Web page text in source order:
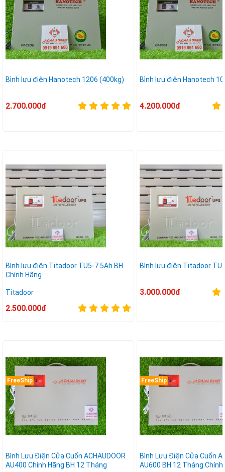
Bình lưu điện Hanotech 1206 (400kg)
2.700.000đ
Bình lưu điện Hanotech
4.200.000đ
Bình lưu điện Titadoor TU5-7.5Ah BH
Chính Hãng
Titadoor
2.500.000đ
Bình lưu điện Titadoor
3.000.000đ
FreeShip
Bình Lưu Điện Cửa Cuốn ACHAUDOOR
AU400 Chính Hãng BH 12 Tháng
FreeShip
Bình Lưu Điện Cửa Cuốn
AU600 BH 12 Tháng Chính